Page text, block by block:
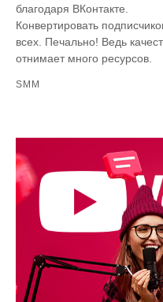
благодаря ВКонтакте.
Конвертировать
всех. Печально! Ведь
отнимает много ресурсов.
SMM